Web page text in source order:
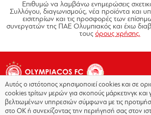
Επιθυμώ να λαμβάνω ενημερώσεις
Συλλόγου, διαγωνισμούς, νέα προϊόντα και
εισιτηρίων και τις προσφορές των
συνεργατών της ΠΑΕ Ολυμπιακός και έχω
τους όρους χρήσης.
Αυτός ο ιστότοπος χρησιμοποιεί cookies και σε
cookies τρίτων μερών για σκοπούς μάρκετινγκ και
βελτιωμένων υπηρεσιών σύμφωνα με τις
στο OK ή συνεχίζοντας την περιήγησή σας στον